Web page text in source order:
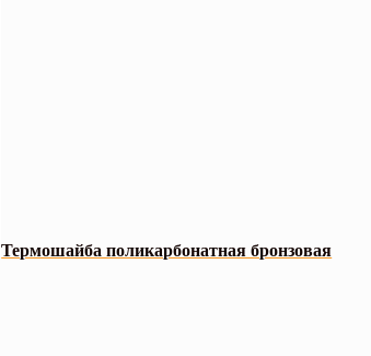
Термошайба поликарбонатная бронзовая